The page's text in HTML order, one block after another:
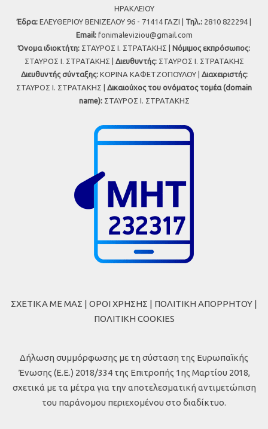
ΗΡΑΚΛΕΙΟΥ
Έδρα: ΕΛΕΥΘΕΡΙΟΥ ΒΕΝΙΖΕΛΟΥ 96 - 71414 ΓΑΖΙ | Τηλ.: 2810 822294 |
Εmail: fonimaleviziou@gmail.com
Όνομα ιδιοκτήτη: ΣΤΑΥΡΟΣ Ι. ΣΤΡΑΤΑΚΗΣ | Νόμιμος εκπρόσωπος:
ΣΤΑΥΡΟΣ Ι. ΣΤΡΑΤΑΚΗΣ | Διευθυντής:ΣΤΑΥΡΟΣ Ι. ΣΤΡΑΤΑΚΗΣ
Διευθυντής σύνταξης:ΚΟΡΙΝΑ ΚΑΦΕΤΖΟΠΟΥΛΟΥ | Διαχειριστής:
ΣΤΑΥΡΟΣ Ι. ΣΤΡΑΤΑΚΗΣ | Δικαιούχος του ονόματος τομέα (domain
name):ΣΤΑΥΡΟΣ Ι. ΣΤΡΑΤΑΚΗΣ
ΣΧΕΤΙΚΑ ΜΕ ΜΑΣ | ΟΡΟΙ ΧΡΗΣΗΣ | ΠΟΛΙΤΙΚΗ ΑΠΟΡΡΗΤΟΥ |
ΠΟΛΙΤΙΚΗ COOKIES
Δήλωση συμμόρφωσης με τη σύσταση της Ευρωπαϊκής
Ένωσης (Ε.Ε.) 2018/334 της Επιτροπής 1ης Μαρτίου 2018,
σχετικά με τα μέτρα για την αποτελεσματική αντιμετώπιση
του παράνομου περιεχομένου στο διαδίκτυο.